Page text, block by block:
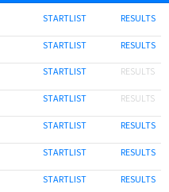
STARTLIST RESULTS
STARTLIST RESULTS
STARTLIST RESULTS
STARTLIST RESULTS
STARTLIST RESULTS
STARTLIST RESULTS
STARTLIST RESULTS